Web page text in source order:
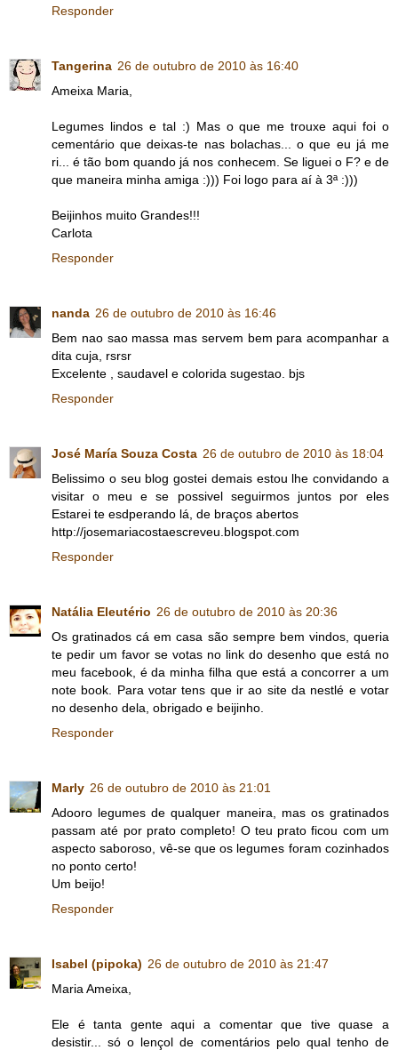
Responder
Tangerina 26 de outubro de 2010 às 16:40
Ameixa Maria,
Legumes lindos e tal :) Mas o que me trouxe aqui foi o
cementário que deixas-te nas bolachas... o que eu já me
ri... é tão bom quando já nos conhecem. Se liguei o F? e de
que maneira minha amiga :))) Foi logo para aí à 3ª :)))
Beijinhos muito Grandes!!!
Carlota
Responder
nanda 26 de outubro de 2010 às 16:46
Bem nao sao massa mas servem bem para acompanhar a
dita cuja, rsrsr
Excelente , saudavel e colorida sugestao. bjs
Responder
José María Souza Costa 26 de outubro de 2010 às 18:04
Belissimo o seu blog gostei demais estou lhe convidando a
visitar o meu e se possivel seguirmos juntos por eles
Estarei te esdperando lá, de braços abertos
http://josemariacostaescreveu.blogspot.com
Responder
Natália Eleutério 26 de outubro de 2010 às 20:36
Os gratinados cá em casa são sempre bem vindos, queria
te pedir um favor se votas no link do desenho que está no
meu facebook, é da minha filha que está a concorrer a um
note book. Para votar tens que ir ao site da nestlé e votar
no desenho dela, obrigado e beijinho.
Responder
Marly 26 de outubro de 2010 às 21:01
Adooro legumes de qualquer maneira, mas os gratinados
passam até por prato completo! O teu prato ficou com um
aspecto saboroso, vê-se que os legumes foram cozinhados
no ponto certo!
Um beijo!
Responder
Isabel (pipoka) 26 de outubro de 2010 às 21:47
Maria Ameixa,
Ele é tanta gente aqui a comentar que tive quase a
desistir... só o lençol de comentários pelo qual tenho de